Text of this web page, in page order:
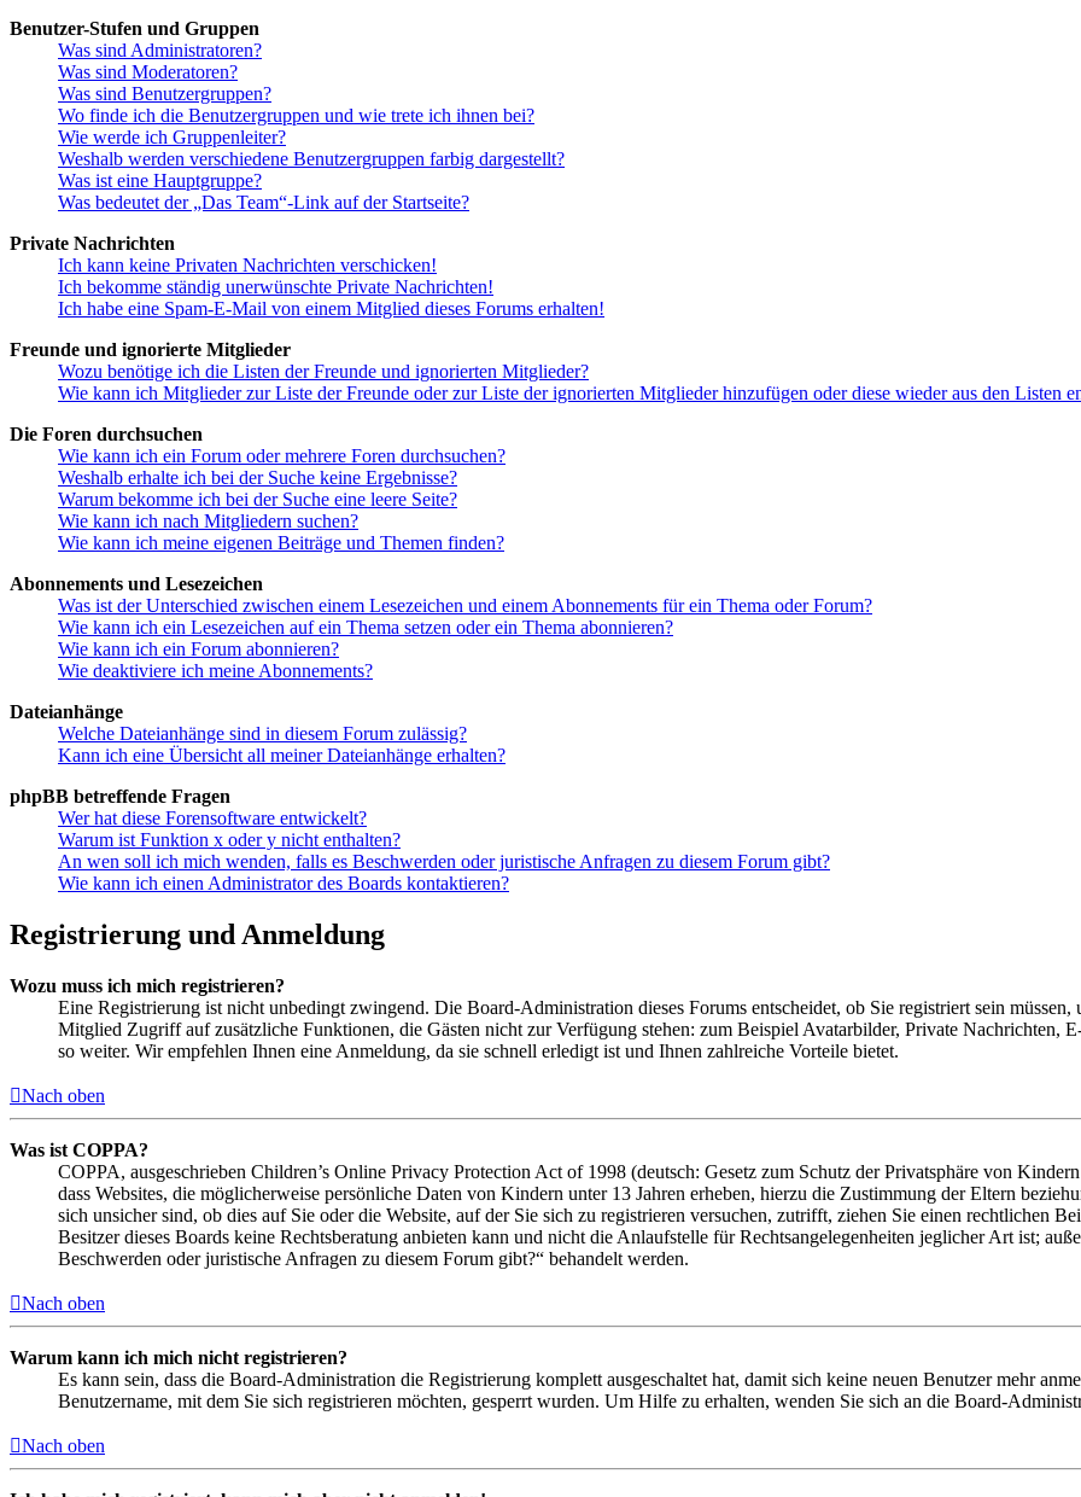
Benutzer-Stufen und Gruppen
Was sind Administratoren?
Was sind Moderatoren?
Was sind Benutzergruppen?
Wo finde ich die Benutzergruppen und wie trete ich ihnen bei?
Wie werde ich Gruppenleiter?
Weshalb werden verschiedene Benutzergruppen farbig dargestellt?
Was ist eine Hauptgruppe?
Was bedeutet der „Das Team“-Link auf der Startseite?
Private Nachrichten
Ich kann keine Privaten Nachrichten verschicken!
Ich bekomme ständig unerwünschte Private Nachrichten!
Ich habe eine Spam-E-Mail von einem Mitglied dieses Forums erhalten!
Freunde und ignorierte Mitglieder
Wozu benötige ich die Listen der Freunde und ignorierten Mitglieder?
Wie kann ich Mitglieder zur Liste der Freunde oder zur Liste der ignorierten Mitglieder hinzufügen oder diese wieder aus den Listen
Die Foren durchsuchen
Wie kann ich ein Forum oder mehrere Foren durchsuchen?
Weshalb erhalte ich bei der Suche keine Ergebnisse?
Warum bekomme ich bei der Suche eine leere Seite?
Wie kann ich nach Mitgliedern suchen?
Wie kann ich meine eigenen Beiträge und Themen finden?
Abonnements und Lesezeichen
Was ist der Unterschied zwischen einem Lesezeichen und einem Abonnements für ein Thema oder Forum?
Wie kann ich ein Lesezeichen auf ein Thema setzen oder ein Thema abonnieren?
Wie kann ich ein Forum abonnieren?
Wie deaktiviere ich meine Abonnements?
Dateianhänge
Welche Dateianhänge sind in diesem Forum zulässig?
Kann ich eine Übersicht all meiner Dateianhänge erhalten?
phpBB betreffende Fragen
Wer hat diese Forensoftware entwickelt?
Warum ist Funktion x oder y nicht enthalten?
An wen soll ich mich wenden, falls es Beschwerden oder juristische Anfragen zu diesem Forum gibt?
Wie kann ich einen Administrator des Boards kontaktieren?
Registrierung und Anmeldung
Wozu muss ich mich registrieren?
Eine Registrierung ist nicht unbedingt zwingend. Die Board-Administration dieses Forums entscheidet, ob Sie registriert sein
Mitglied Zugriff auf zusätzliche Funktionen, die Gästen nicht zur Verfügung stehen: zum Beispiel Avatarbilder, Private Nachrichten,
so weiter. Wir empfehlen Ihnen eine Anmeldung, da sie schnell erledigt ist und Ihnen zahlreiche Vorteile bietet.
Nach oben
Was ist COPPA?
COPPA, ausgeschrieben Children’s Online Privacy Protection Act of 1998 (deutsch: Gesetz zum Schutz der Privatsphäre von
dass Websites, die möglicherweise persönliche Daten von Kindern unter 13 Jahren erheben, hierzu die Zustimmung der Eltern
sich unsicher sind, ob dies auf Sie oder die Website, auf der Sie sich zu registrieren versuchen, zutrifft, ziehen Sie einen rechtlichen
Besitzer dieses Boards keine Rechtsberatung anbieten kann und nicht die Anlaufstelle für Rechtsangelegenheiten jeglicher Art ist;
Beschwerden oder juristische Anfragen zu diesem Forum gibt?“ behandelt werden.
Nach oben
Warum kann ich mich nicht registrieren?
Es kann sein, dass die Board-Administration die Registrierung komplett ausgeschaltet hat, damit sich keine neuen Benutzer mehr
Benutzername, mit dem Sie sich registrieren möchten, gesperrt wurden. Um Hilfe zu erhalten, wenden Sie sich an die Board-
Nach oben